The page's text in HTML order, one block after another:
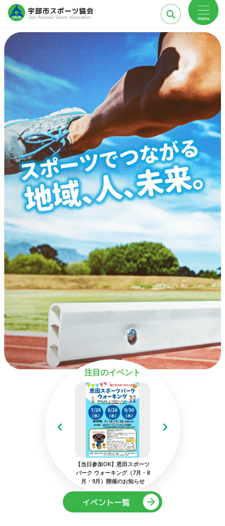
注目のイベント
【当日参加OK】恩田スポーツ
パーク ウォーキング（7月・8
月・9月）開催のお知らせ